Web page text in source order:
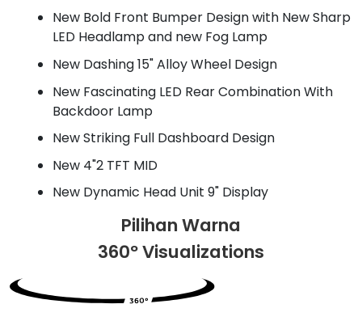
New Bold Front Bumper Design with New Sharp
LED Headlamp and new Fog Lamp
New Dashing 15" Alloy Wheel Design
New Fascinating LED Rear Combination With
Backdoor Lamp
New Striking Full Dashboard Design
New 4"2 TFT MID
New Dynamic Head Unit 9" Display
Pilihan Warna
360º Visualizations